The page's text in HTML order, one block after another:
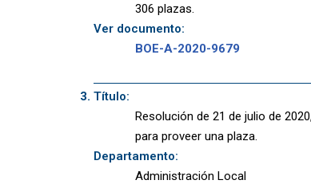
306 plazas.
Ver documento:
BOE-A-2020-9679
Título:
Resolución de 21 de julio de
para proveer una plaza.
Departamento:
Administración Local